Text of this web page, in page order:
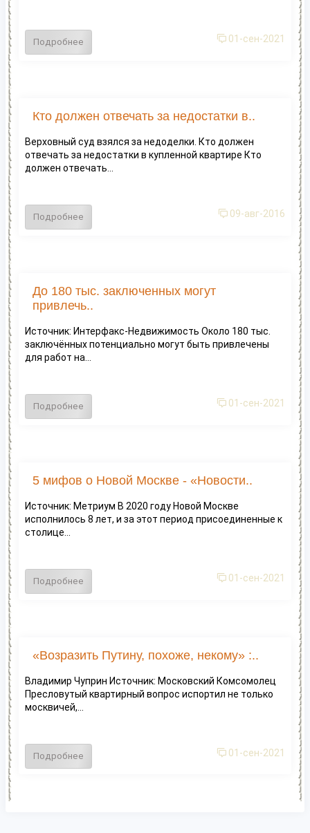
Подробнее 01-сен-2021
Кто должен отвечать за недостатки в..
Верховный суд взялся за недоделки. Кто должен
отвечать за недостатки в купленной квартире Кто
должен отвечать...
Подробнее 09-авг-2016
До 180 тыс. заключенных могут
привлечь..
Источник: Интерфакс-Недвижимость Около 180 тыс.
заключённых потенциально могут быть привлечены
для работ на...
Подробнее 01-сен-2021
5 мифов о Новой Москве - «Новости..
Источник: Метриум В 2020 году Новой Москве
исполнилось 8 лет, и за этот период присоединенные к
столице...
Подробнее 01-сен-2021
«Возразить Путину, похоже, некому» :..
Владимир Чуприн Источник: Московский Комсомолец
Пресловутый квартирный вопрос испортил не только
москвичей,...
Подробнее 01-сен-2021